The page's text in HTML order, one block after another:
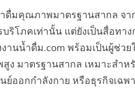
มคุณภาพมาตรฐานสากล จา
บริโภคเท่านั้น แต่ยังเป็นสื่อท
านน้ำดื่ม.com พร้อมเป็นผู้ช่ว
ง มาตรฐานสากล เหมาะสำห
ย์ออกกำลังกาย หรือธุรกิจเฉ